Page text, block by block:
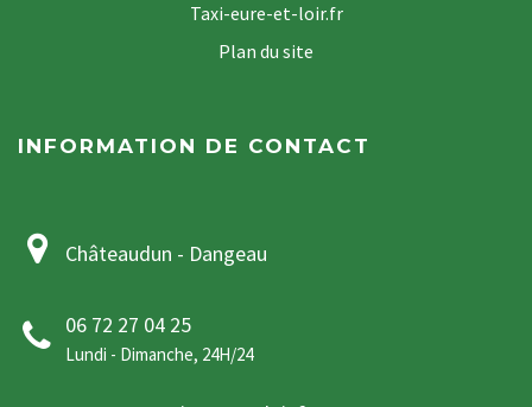
Taxi-eure-et-loir.fr
Plan du site
INFORMATION DE CONTACT
Châteaudun - Dangeau
06 72 27 04 25
Lundi - Dimanche, 24H/24